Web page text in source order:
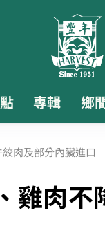
專輯 鄉
肉及部分內臟進口
肉